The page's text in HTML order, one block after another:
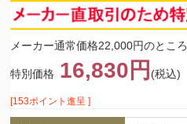
メーカー通常価格22,000円のところ
特別価格 16,830円 (税込)
[153ポイント進呈 ]